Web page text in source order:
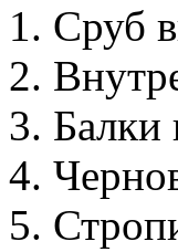
Сруб
Балки